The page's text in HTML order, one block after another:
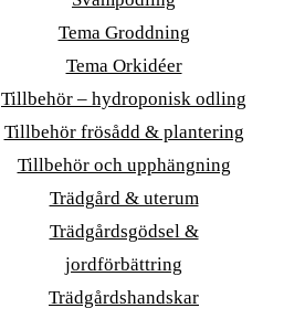
Tema Groddning
Tema Orkidéer
Tillbehör – hydroponisk odling
Tillbehör frösådd & plantering
Tillbehör och upphängning
Trädgård & uterum
Trädgårdsgödsel &
jordförbättring
Trädgårdshandskar